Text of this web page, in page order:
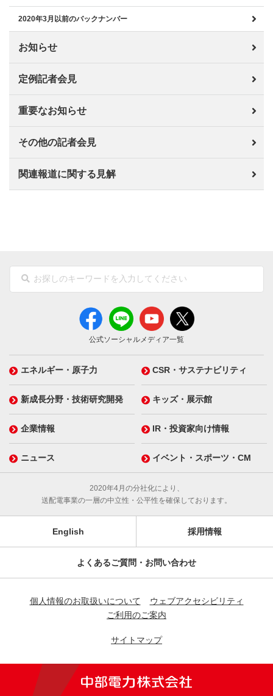
2020年3月以前のバックナンバー
お知らせ
定例記者会見
重要なお知らせ
その他の記者会見
関連報道に関する見解
公式ソーシャルメディア一覧
エネルギー・原子力 CSR・サステナビリティ
新成長分野・技術研究開発 キッズ・展示館
企業情報 IR・投資家向け情報
ニュース イベント・スポーツ・CM
2020年4月の分社化により、
送配電事業の一層の中立性・公平性を確保しております。
English 採用情報
よくあるご質問・お問い合わせ
個人情報のお取扱いについて
ウェブアクセシビリティ
ご利用のご案内
サイトマップ